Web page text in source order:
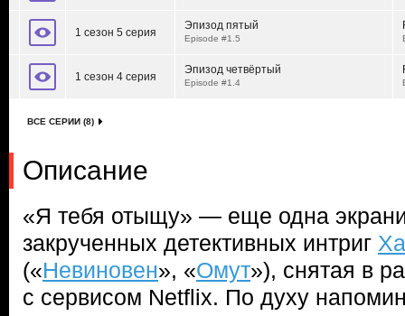
1 сезон 5 серия
Эпизод пятый
Episode #1.5
1 сезон 4 серия
Эпизод четвёртый
Episode #1.4
ВСЕ СЕРИИ (8)
Описание
«Я тебя отыщу» — еще одна
закрученных детективных интриг
(«Невиновен», «Омут»), снятая в
с сервисом Netflix. По духу